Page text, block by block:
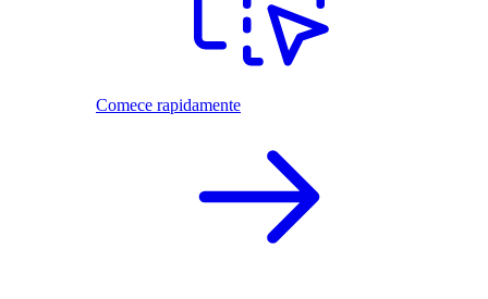
Comece rapidamente